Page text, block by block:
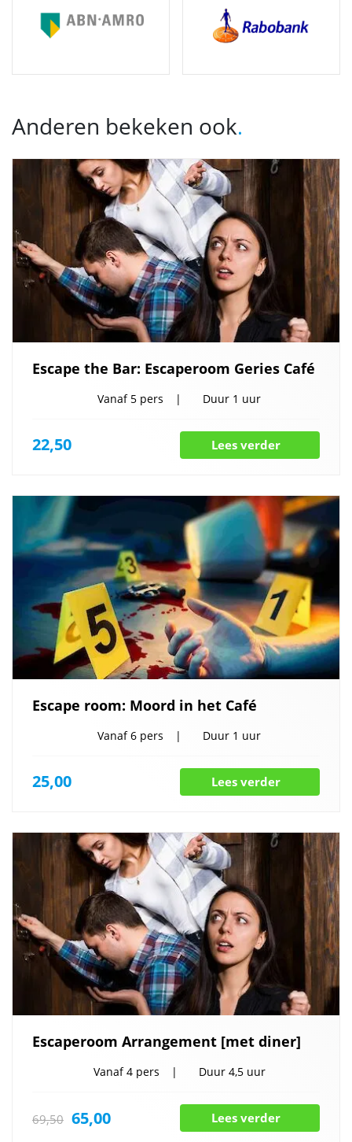
Anderen bekeken ook.
Escape the Bar: Escaperoom Geries Café
Vanaf 5 pers Duur 1 uur
22,50 Lees verder
Escape room: Moord in het Café
Vanaf6 pers Duur 1 uur
25,00 Lees verder
Escaperoom Arrangement [met diner]
Vanaf4 pers Duur 4,5 uur
69,50 65,00 Lees verder